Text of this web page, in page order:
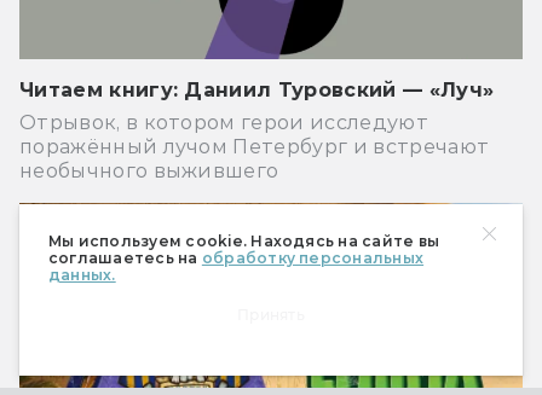
Мы используем cookie. Находясь на сайте вы
соглашаетесь на обработку персональных
данных.
Читаем книгу: Даниил Туровский — «Луч»
Отрывок, в котором герои исследуют
поражённый лучом Петербург и встречают
необычного выжившего